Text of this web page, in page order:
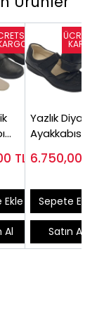
TL
Al
Yazlık Diyabet
Ayakkabısı
ODY03S ( Çok
6.750,00
Sepete Ekle
Satın Al